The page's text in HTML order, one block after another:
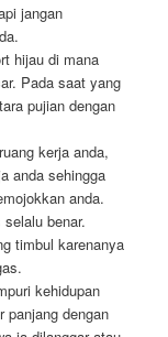
jangan
hijau di mana
Pada saat yang
pujian dengan
kerja anda,
anda sehingga
anda.
benar.
timbul karenanya
kehidupan
panjang dengan